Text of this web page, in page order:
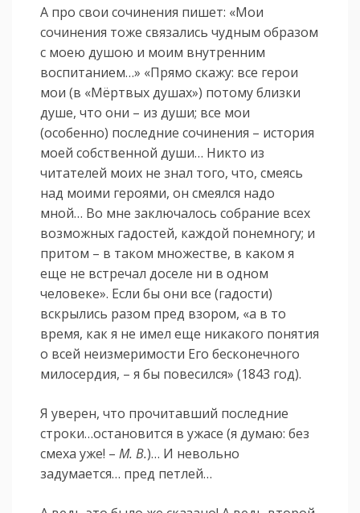
А про свои сочинения пишет: «Мои
сочинения тоже связались чудным образом
с моею душою и моим внутренним
воспитанием…» «Прямо скажу: все герои
мои (в «Мёртвых душах») потому близки
душе, что они – из души; все мои
(особенно) последние сочинения – история
моей собственной души… Никто из
читателей моих не знал того, что, смеясь
над моими героями, он смеялся надо
мной… Во мне заключалось собрание всех
возможных гадостей, каждой понемногу; и
притом – в таком множестве, в каком я
еще не встречал доселе ни в одном
человеке». Если бы они все (гадости)
вскрылись разом пред взором, «а в то
время, как я не имел еще никакого понятия
о всей неизмеримости Его бесконечного
милосердия, – я бы повесился» (1843 год).
Я уверен, что прочитавший последние
строки…остановится в ужасе (я думаю: без
смеха уже! –М. В.)… И невольно
задумается… пред петлей…